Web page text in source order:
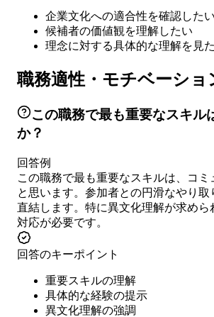
企業文化への適合性を確認したい
候補者の価値観を理解したい
理念に対する具体的な理解を見
職務適性・モチベーショ
この職務で最も重要なスキル
か？
回答例
この職務で最も重要なスキルは、コ
と思います。参加者との円滑なやり
直結します。特に異文化理解が求め
対応が必要です。
回答のキーポイント
重要スキルの理解
具体的な経験の提示
異文化理解の強調